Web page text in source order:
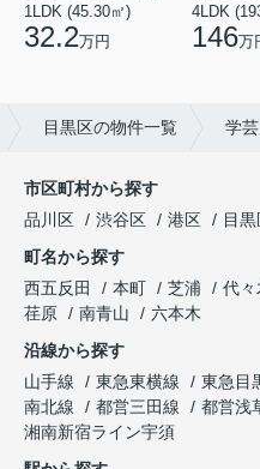
1LDK (45.30㎡)
32.2万円
4LDK
146万
目黒区の物件一覧 学
市区町村から探す
品川区
渋谷区 港区
目
町名から探す
西五反田
本町 芝浦 代々
荏原
南青山
六本木
沿線から探す
山手線
東急東横線 東急目
南北線
都営三田線 都営浅
湘南新宿ライン宇須